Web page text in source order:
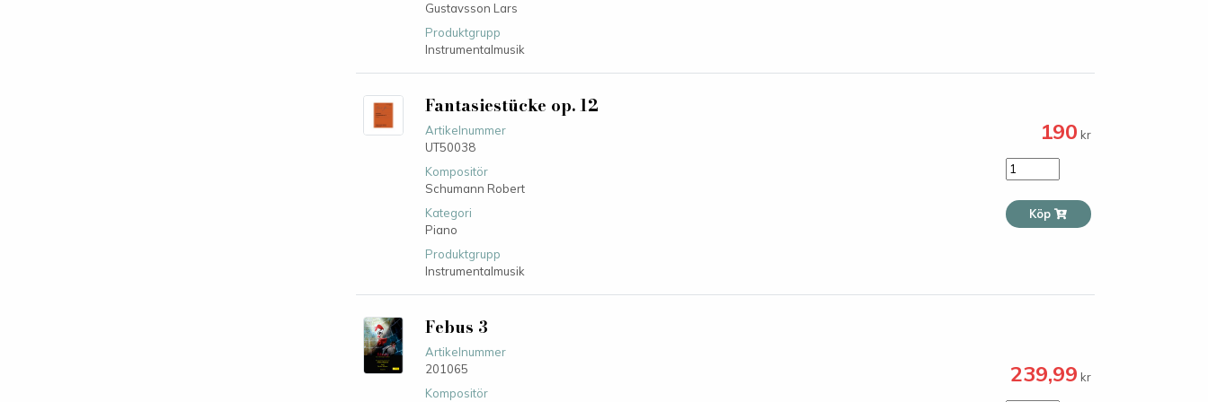
Gustavsson Lars
Produktgrupp
Instrumentalmusik
Fantasiestücke op. 12
Artikelnummer
UT50038
Kompositör
Schumann Robert
Kategori
Piano
Produktgrupp
Instrumentalmusik
190 kr
Köp
Febus 3
Artikelnummer
201065
Kompositör
239,99 kr